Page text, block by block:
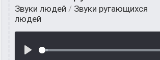
Звуки людей / Звуки ругающихся
людей